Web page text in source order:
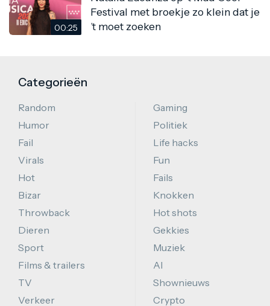
00:25
Festival met broekje zo klein dat je
’t moet zoeken
Categorieën
Random
Humor
Fail
Virals
Hot
Bizar
Throwback
Dieren
Sport
Films & trailers
TV
Verkeer
Gaming
Politiek
Life hacks
Fun
Fails
Knokken
Hot shots
Gekkies
Muziek
AI
Shownieuws
Crypto